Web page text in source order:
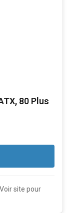
80 Plus
site pour